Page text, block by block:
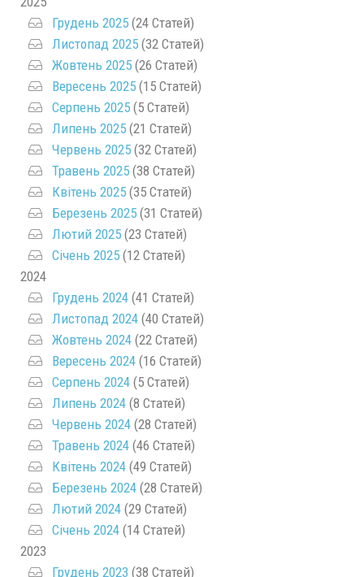
Грудень 2025 (24 Статей)
Листопад 2025 (32 Статей)
Жовтень 2025 (26 Статей)
Вересень 2025 (15 Статей)
Серпень 2025 (5 Статей)
Липень 2025 (21 Статей)
Червень 2025 (32 Статей)
Травень 2025 (38 Статей)
Квітень 2025 (35 Статей)
Березень 2025 (31 Статей)
Лютий 2025 (23 Статей)
Січень 2025 (12 Статей)
2024
Грудень 2024 (41 Статей)
Листопад 2024 (40 Статей)
Жовтень 2024 (22 Статей)
Вересень 2024 (16 Статей)
Серпень 2024 (5 Статей)
Липень 2024 (8 Статей)
Червень 2024 (28 Статей)
Травень 2024 (46 Статей)
Квітень 2024 (49 Статей)
Березень 2024 (28 Статей)
Лютий 2024 (29 Статей)
Січень 2024 (14 Статей)
2023
Грудень 2023 (38 Статей)